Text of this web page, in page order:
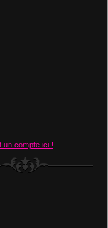
un compte ici !